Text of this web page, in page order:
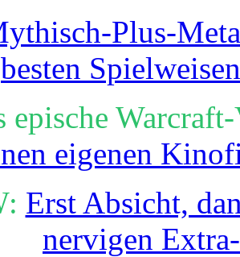
Plus-
besten Spielweisen
epische
eigenen
Erst Absicht,
nervigen